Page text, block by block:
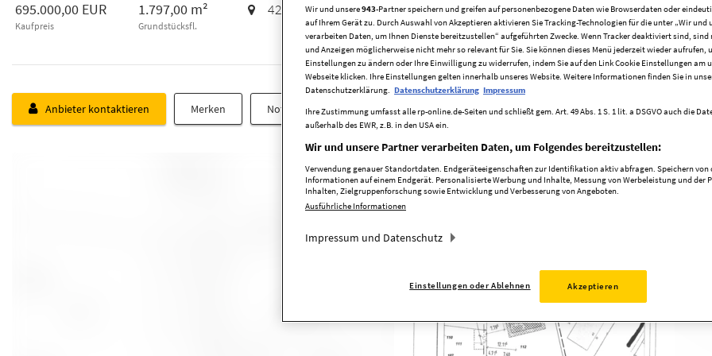
695.000,00 EUR
Kaufpreis
1.797,00 m²
Grundstücksfl.
42697Solingen
Anbieter kontaktieren Merken Notiz schreiben Exposé öffnen
Wir und unsere943-Partner speichern und greifen auf personenbezogene Daten wie Browserdaten oder
auf Ihrem Gerät zu. Durch Auswahl von Akzeptieren aktivieren Sie Tracking-Technologien für die unter „Wir und
verarbeiten Daten, um Ihnen Dienste bereitzustellen“ aufgeführten Zwecke. Wenn Tracker deaktiviert sind,
und Anzeigen möglicherweise nicht mehr so relevant für Sie. Sie können dieses Menü jederzeit wieder aufrufen,
Einstellungen zu ändern oder Ihre Einwilligung zu widerrufen, indem Sie auf den Link Cookie Einstellungen am
Webseite klicken. Ihre Einstellungen gelten innerhalb unseres Website. Weitere Informationen finden Sie in
Datenschutzerklärung. Datenschutzerklärung Impressum
Ihre Zustimmung umfasst alle rp-online.de-Seiten und schließt gem. Art. 49 Abs. 1 S. 1 lit. a DSGVO auch die
außerhalb des EWR, z.B. in den USA ein.
Wir und unsere Partner verarbeiten Daten, um Folgendes bereitzustellen:
Verwendung genauer Standortdaten. Endgeräteeigenschaften zur Identifikation aktiv abfragen. Speichern von
Informationen auf einem Endgerät. Personalisierte Werbung und Inhalte, Messung von Werbeleistung und der
Inhalten, Zielgruppenforschung sowie Entwicklung und Verbesserung von Angeboten.
Ausführliche Informationen
Impressum und Datenschutz
Einstellungen oder Ablehnen Akzeptieren